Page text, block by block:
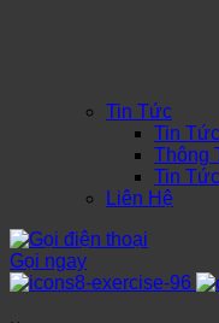
Tin Tức
Tin
Thông
Tin
Liên Hệ
Gọi ngay